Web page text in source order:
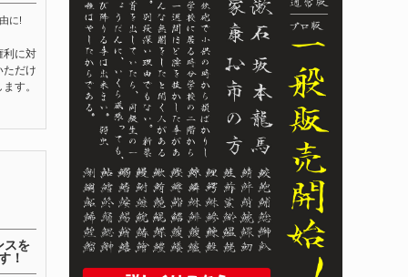
に!
利に対
ただけ
す。
スを
！